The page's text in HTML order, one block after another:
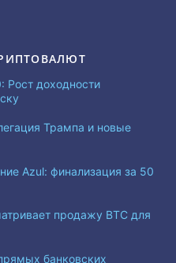
Рост доходности
Трампа и новые
Azul: финализация за 50
продажу BTC для
банковских